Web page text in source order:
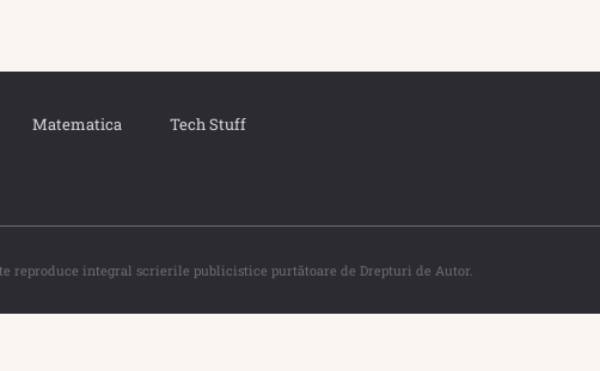
Matematica Tech Stuff
reproduce integral scrierile publicistice purtătoare de Drepturi de Autor.